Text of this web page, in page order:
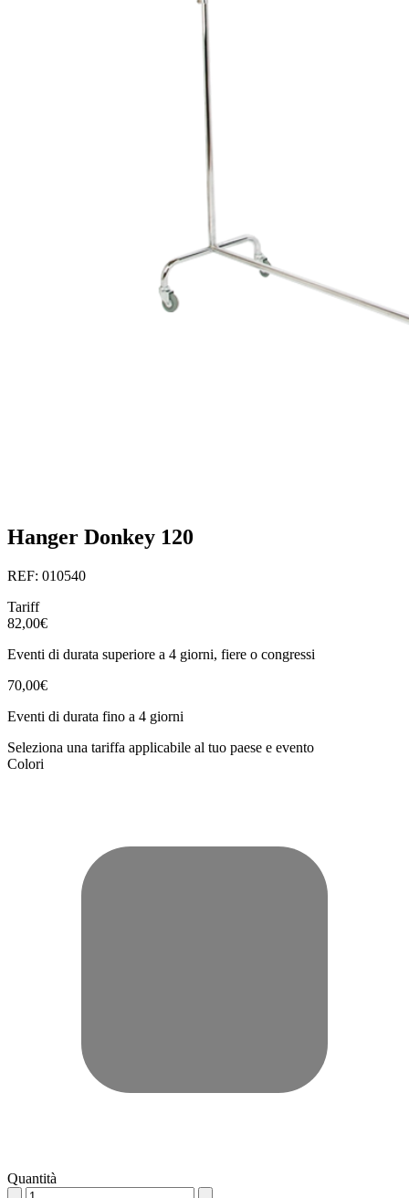
Hanger Donkey 120
REF: 010540
Tariff
82,00€
Eventi di durata superiore a 4 giorni, fiere o congressi
70,00€
Eventi di durata fino a 4 giorni
Seleziona una tariffa applicabile al tuo paese e evento
Colori
Quantità